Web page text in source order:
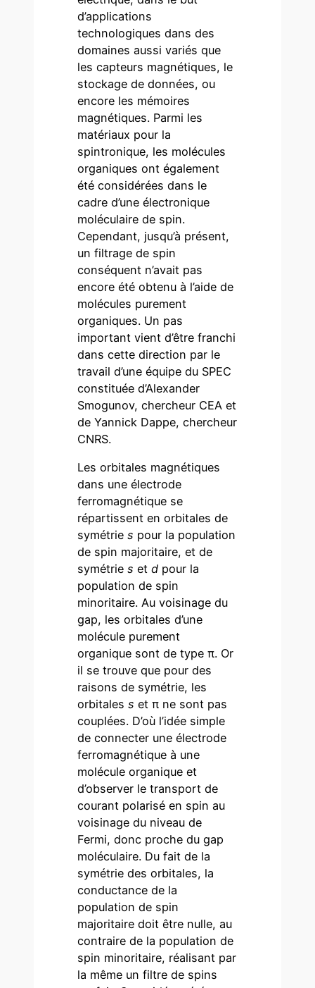
d’applications
technologiques dans des
domaines aussi variés que
les capteurs magnétiques, le
stockage de données, ou
encore les mémoires
magnétiques. Parmi les
matériaux pour la
spintronique, les molécules
organiques ont également
été considérées dans le
cadre d’une électronique
moléculaire de spin.
Cependant, jusqu’à présent,
un filtrage de spin
conséquent n’avait pas
encore été obtenu à l’aide de
molécules purement
organiques. Un pas
important vient d’être franchi
dans cette direction par le
travail d’une équipe du SPEC
constituée d’Alexander
Smogunov, chercheur CEA et
de Yannick Dappe, chercheur
CNRS.
Les orbitales magnétiques
dans une électrode
ferromagnétique se
répartissent en orbitales de
symétries pour la population
de spin majoritaire, et de
symétries etd pour la
population de spin
minoritaire. Au voisinage du
gap, les orbitales d’une
molécule purement
organique sont de type π. Or
il se trouve que pour des
raisons de symétrie, les
orbitaless et π ne sont pas
couplées. D’où l’idée simple
de connecter une électrode
ferromagnétique à une
molécule organique et
d’observer le transport de
courant polarisé en spin au
voisinage du niveau de
Fermi, donc proche du gap
moléculaire. Du fait de la
symétrie des orbitales, la
conductance de la
population de spin
majoritaire doit être nulle, au
contraire de la population de
spin minoritaire, réalisant par
la même un filtre de spins